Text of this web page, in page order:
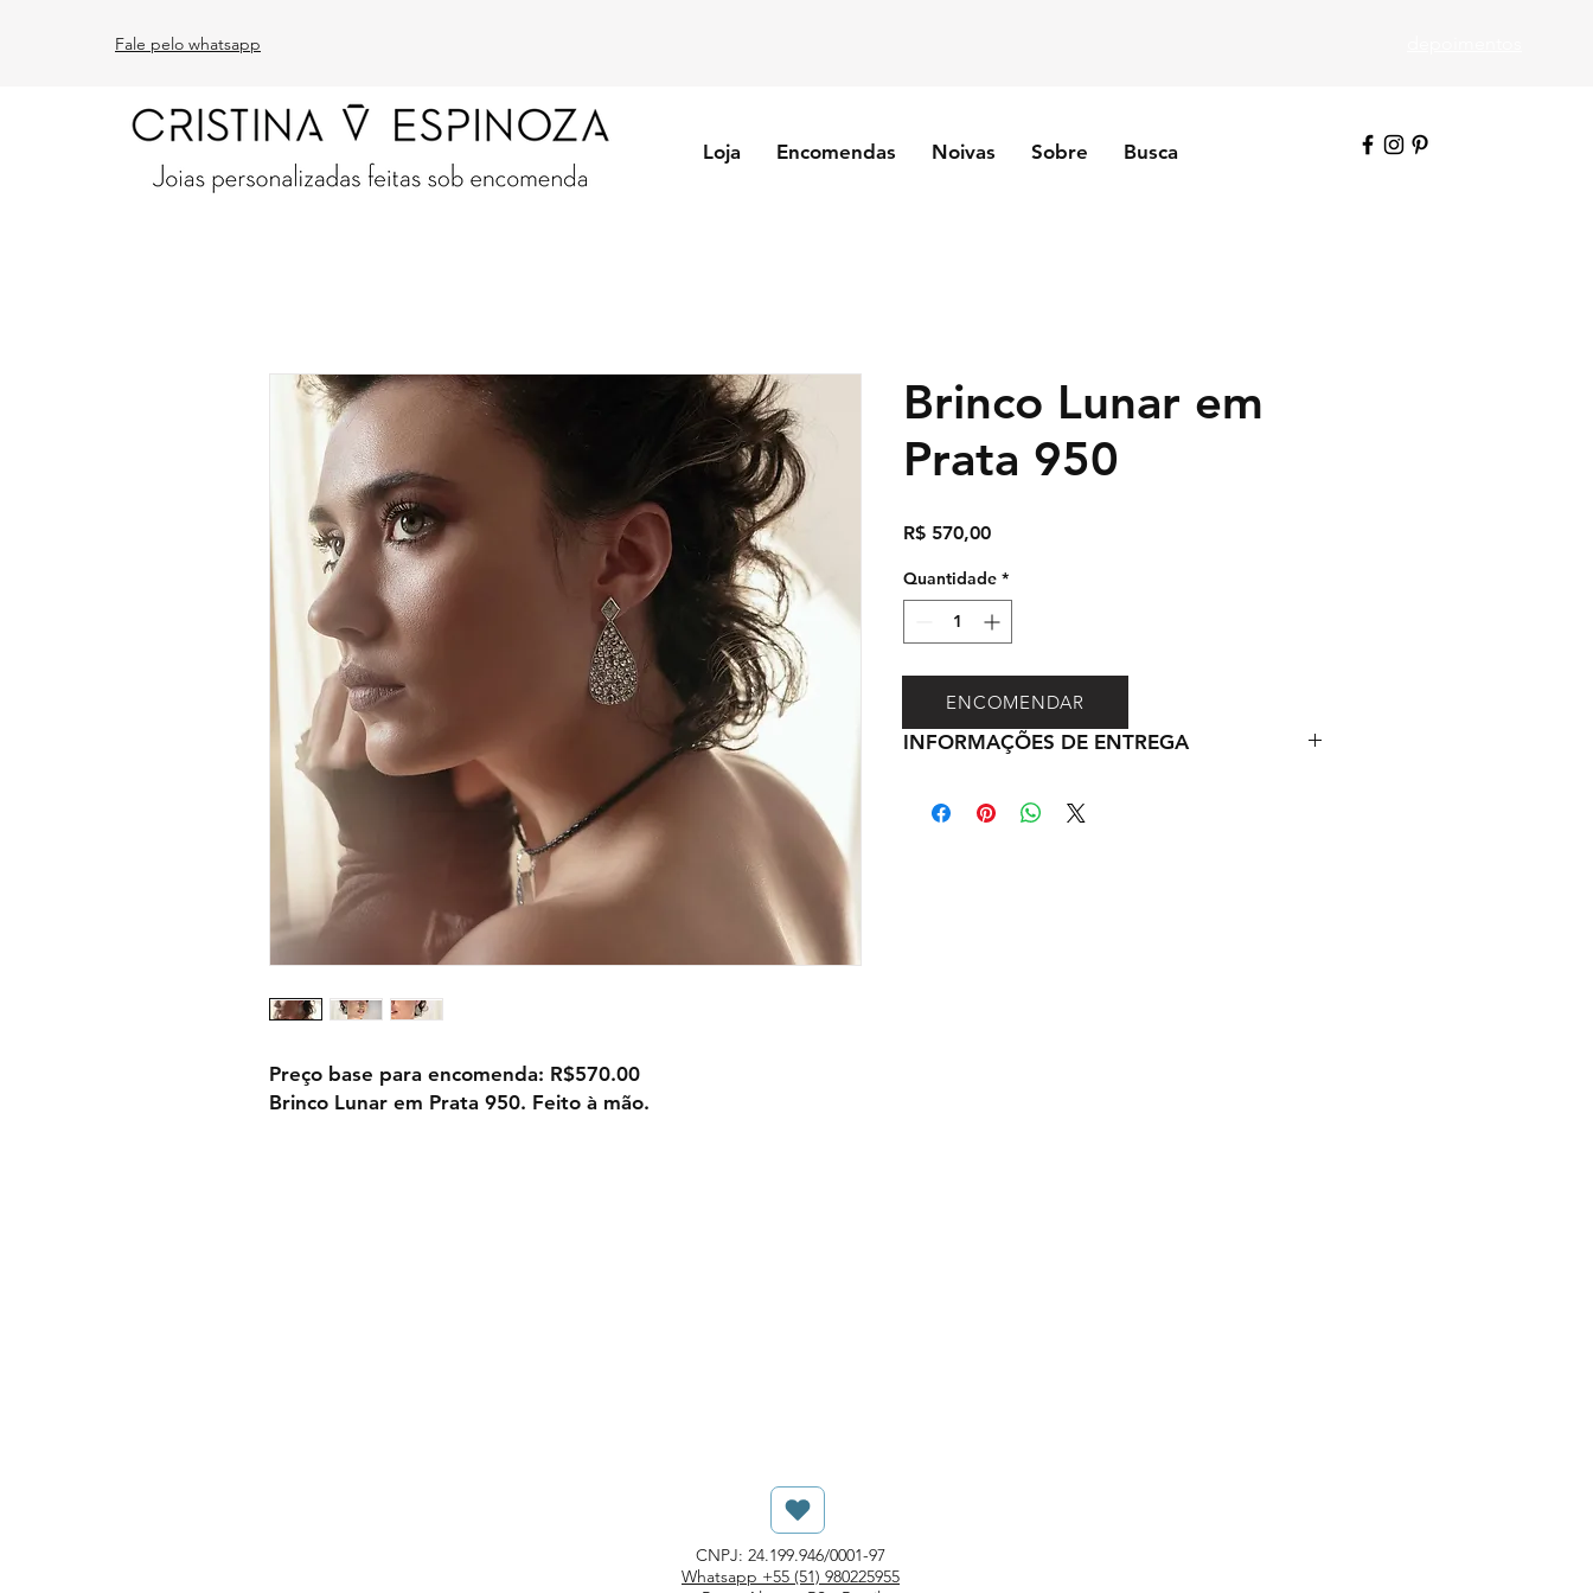
Fale pelo whatsapp
Loja Encomendas Noivas Sobre Busca
Preço base para encomenda: R$570.00
Brinco Lunar em Prata 950. Feito à mão.
Brinco Lunar em
Prata 950
R$ 570,00Preço
Quantidade *
INFORMAÇÕES DE ENTREGA
serão combinadas no ato da compra.
ENCOMENDAR
CNPJ: 24.199.946/0001-97
Whatsapp +55 (51) 980225955